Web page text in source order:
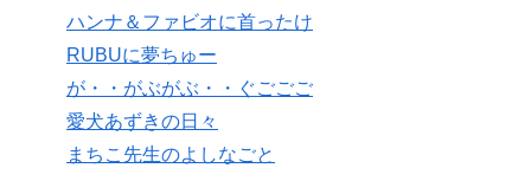
ハンナ＆ファビオに首ったけ
RUBUに夢ちゅー
が・・がぶがぶ・・ぐごごご
愛犬あずきの日々
まちこ先生のよしなごと